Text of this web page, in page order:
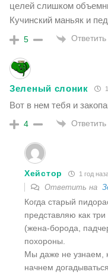
целей слишком
Кучинский маньяк и
5 Ответить
Зеленый слоник
Вот в нем тебя и
4 Ответить
Хейстор 1 год
Ответить на
Когда старый
представляю как
(жена-борода,
похороны.
Мы даже не узнаем,
начнем